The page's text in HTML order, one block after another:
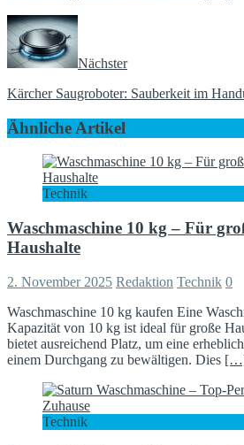
Nächster
Kärcher Saugroboter: Sauberkeit im
Ähnliche Artikel
Technik
Waschmaschine 10 kg – Für
Haushalte
2. November 2025 Redaktion Technik 0
Waschmaschine 10 kg kaufen Eine
Kapazität von 10 kg ist ideal für große
bietet ausreichend Platz, um eine
einem Durchgang zu bewältigen. Dies
Technik